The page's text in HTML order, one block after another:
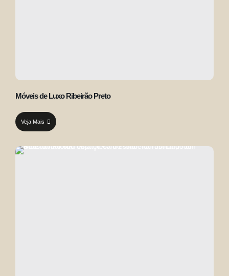
Móveis de Luxo Ribeirão Preto
Veja Mais